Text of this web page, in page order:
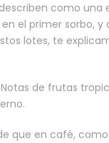
como
el primer sorbo,
lotes, te
de frutas
que en café,